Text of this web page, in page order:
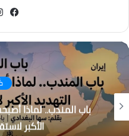
باب المندب.. لماذا
الأكبر